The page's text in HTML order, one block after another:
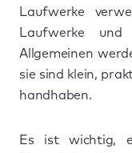
Laufwerke
Laufwerke und
Allgemeinen
sie sind klein,
handhaben.
Es ist wichtig,